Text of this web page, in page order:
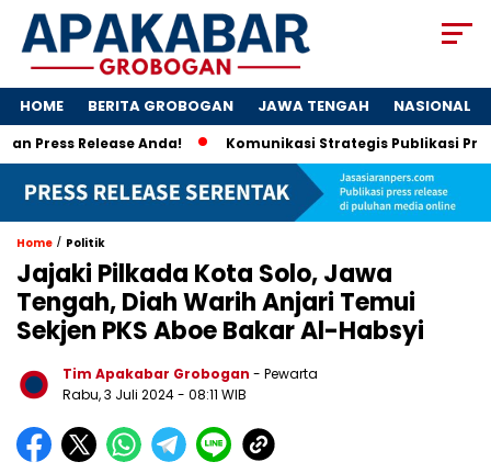
HOME BERITA GROBOGAN JAWA TENGAH NASIONAL
Release Anda! Komunikasi Strategis Publikasi Press
Home / Politik
Jajaki Pilkada Kota Solo, Jawa
Tengah, Diah Warih Anjari Temui
Sekjen PKS Aboe Bakar Al-Habsyi
Tim Apakabar Grobogan - Pewarta
Rabu, 3 Juli 2024 - 08:11 WIB